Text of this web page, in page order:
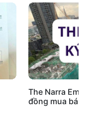
The Narra
đồng mua bán